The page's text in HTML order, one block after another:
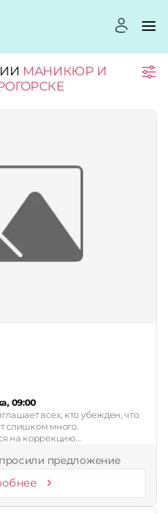
МАНИКЮР И
09:00
всех, кто убежден, что
слишком много.
на коррекцию…
предложение